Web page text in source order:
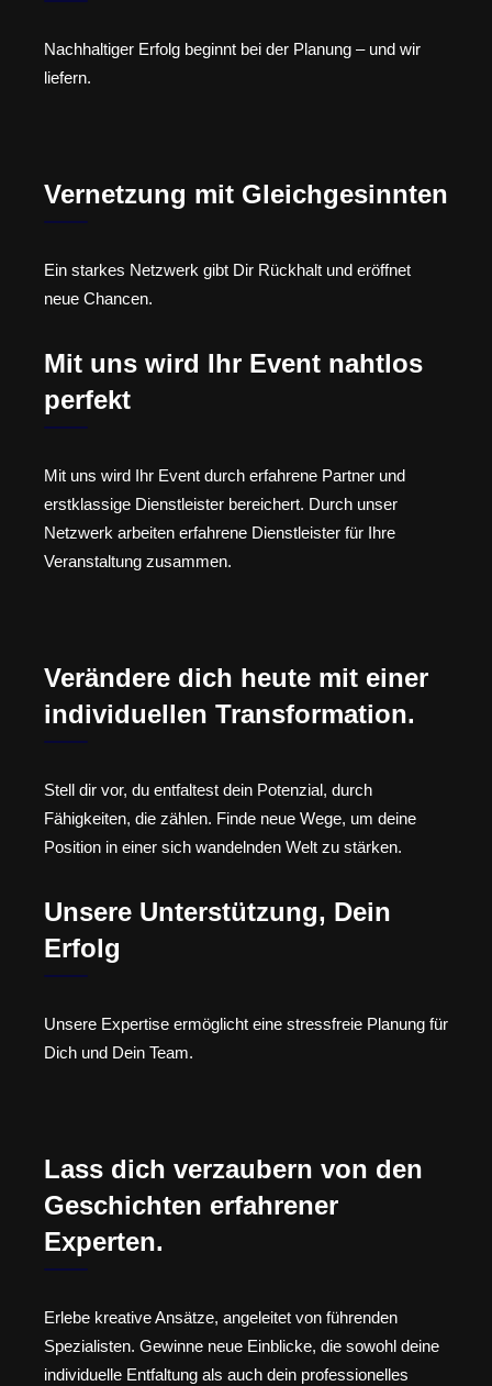
Nachhaltiger Erfolg beginnt bei der Planung – und wir
liefern.
Vernetzung mit Gleichgesinnten
Ein starkes Netzwerk gibt Dir Rückhalt und eröffnet
neue Chancen.
Mit uns wird Ihr Event nahtlos
perfekt
Mit uns wird Ihr Event durch erfahrene Partner und
erstklassige Dienstleister bereichert. Durch unser
Netzwerk arbeiten erfahrene Dienstleister für Ihre
Veranstaltung zusammen.
Verändere dich heute mit einer
individuellen Transformation.
Stell dir vor, du entfaltest dein Potenzial, durch
Fähigkeiten, die zählen. Finde neue Wege, um deine
Position in einer sich wandelnden Welt zu stärken.
Unsere Unterstützung, Dein
Erfolg
Unsere Expertise ermöglicht eine stressfreie Planung für
Dich und Dein Team.
Lass dich verzaubern von den
Geschichten erfahrener
Experten.
Erlebe kreative Ansätze, angeleitet von führenden
Spezialisten. Gewinne neue Einblicke, die sowohl deine
individuelle Entfaltung als auch dein professionelles